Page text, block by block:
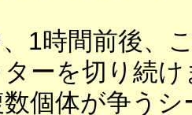
1時間前後、
ーを切り続
個体が争う